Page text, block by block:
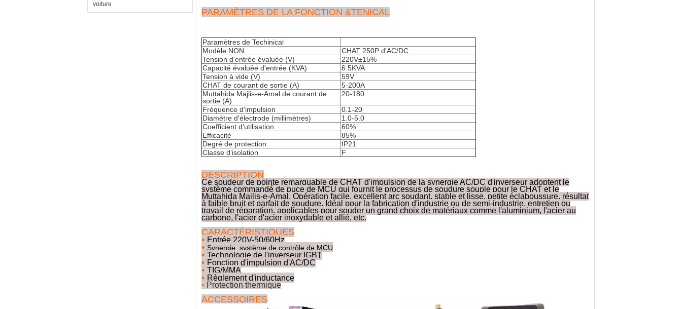
voiture
PARAMÈTRES DE LA FONCTION &TENICAL
Paramètres de Techinical
Modèle NON.
CHAT 250P d'AC/DC
Tension d'entrée évaluée (V)
220V±15%
Capacité évaluée d'entrée (KVA)
6.5KVA
Tension à vide (V)
59V
CHAT de courant de sortie (A)
5-200A
Muttahida Majlis-e-Amal de courant de
sortie (A)
20-180
Fréquence d'impulsion
0.1-20
Diamètre d'électrode (millimètres)
1.0-5.0
Coefficient d'utilisation
60%
Efficacité
85%
Degré de protection
IP21
Classe d'isolation
F
DESCRIPTION
Ce soudeur de pointe remarquable de CHAT d'impulsion de la synergie AC/DC d'inverseur adoptent le
système commandé de puce de MCU qui fournit le processus de soudure souple pour le CHAT et le
Muttahida Majlis-e-Amal. Opération facile, excellent arc soudant, stable et lisse, petite éclaboussure, résultat
à faible bruit et parfait de soudure. Idéal pour la fabrication d'industrie ou de semi-industrie, entretien ou
travail de réparation, applicables pour souder un grand choix de matériaux comme l'aluminium, l'acier au
carbone, l'acier d'acier inoxydable et allié, etc.
CARACTÉRISTIQUES
• Entrée 220V-50/60Hz
• Synergie, système de contrôle de MCU
• Technologie de l'inverseur IGBT
• Fonction d'impulsion d'AC/DC
• TIG/MMA
• Règlement d'inductance
• Protection thermique
ACCESSOIRES